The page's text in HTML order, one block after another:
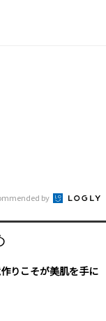
by
りこそが美肌を手に